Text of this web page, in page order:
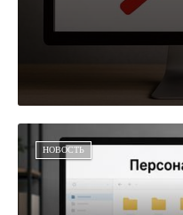
НОВОСТЬ